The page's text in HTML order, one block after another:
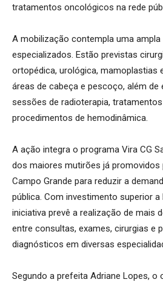
tratamentos oncológicos na rede
A mobilização contempla uma
especializados. Estão previstas
ortopédica, urológica, mamoplastias
áreas de cabeça e pescoço, além de
sessões de radioterapia,
procedimentos de hemodinâmica.
A ação integra o programa Vira CG
dos maiores mutirões já promovidos
Campo Grande para reduzir a
pública. Com investimento superior a
iniciativa prevê a realização de mais
entre consultas, exames, cirurgias e
diagnósticos em diversas
Segundo a prefeita Adriane Lopes, o